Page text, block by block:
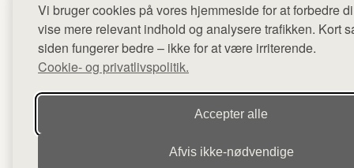
Vi bruger cookies på vores hjemmeside for at forbedre
vise mere relevant indhold og analysere trafikken. Kort
siden fungerer bedre – ikke for at være irriterende.
Cookie- og privatlivspolitik.
Accepter alle
Afvis ikke‑nødvendige